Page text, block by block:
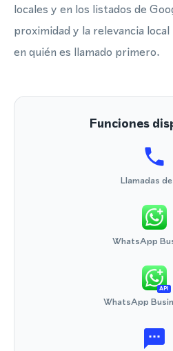
locales y en los listados de
proximidad y la relevancia
en quién es llamado primero.
Funciones
Llamadas
WhatsApp
API
WhatsApp